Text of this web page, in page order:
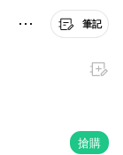
筆記
搶購